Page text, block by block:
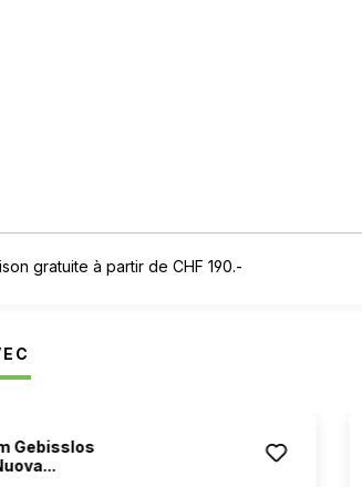
gratuite à partir de CHF 190.-
Gebisslos